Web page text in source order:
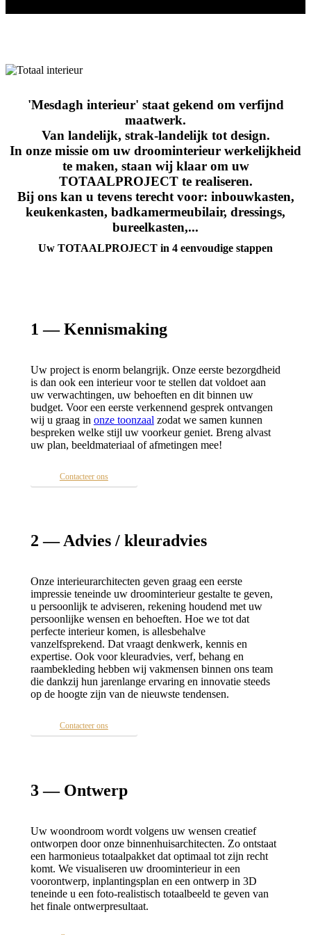
'Mesdagh interieur' staat gekend om verfijnd
maatwerk.
Van landelijk, strak-landelijk tot design.
In onze missie om uw droominterieur werkelijkheid
te maken, staan wij klaar om uw
TOTAALPROJECT te realiseren.
Bij ons kan u tevens terecht voor: inbouwkasten,
keukenkasten, badkamermeubilair, dressings,
bureelkasten,...
Uw TOTAALPROJECT in 4 eenvoudige stappen
1 — Kennismaking
Uw project is enorm belangrijk. Onze eerste bezorgdheid
is dan ook een interieur voor te stellen dat voldoet aan
uw verwachtingen, uw behoeften en dit binnen uw
budget. Voor een eerste verkennend gesprek ontvangen
wij u graag in onze toonzaal zodat we samen kunnen
bespreken welke stijl uw voorkeur geniet. Breng alvast
uw plan, beeldmateriaal of afmetingen mee!
Contacteer ons
2 — Advies / kleuradvies
Onze interieurarchitecten geven graag een eerste
impressie teneinde uw droominterieur gestalte te geven,
u persoonlijk te adviseren, rekening houdend met uw
persoonlijke wensen en behoeften. Hoe we tot dat
perfecte interieur komen, is allesbehalve
vanzelfsprekend. Dat vraagt denkwerk, kennis en
expertise. Ook voor kleuradvies, verf, behang en
raambekleding hebben wij vakmensen binnen ons team
die dankzij hun jarenlange ervaring en innovatie steeds
op de hoogte zijn van de nieuwste tendensen.
Contacteer ons
3 — Ontwerp
Uw woondroom wordt volgens uw wensen creatief
ontworpen door onze binnenhuisarchitecten. Zo ontstaat
een harmonieus totaalpakket dat optimaal tot zijn recht
komt. We visualiseren uw droominterieur in een
voorontwerp, inplantingsplan en een ontwerp in 3D
teneinde u een foto-realistisch totaalbeeld te geven van
het finale ontwerpresultaat.